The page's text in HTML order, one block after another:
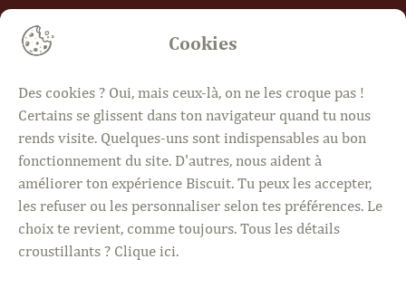
Cookies
Des cookies ? Oui, mais ceux-là, on ne les croque pas !
Certains se glissent dans ton navigateur quand tu nous
rends visite. Quelques-uns sont indispensables au bon
fonctionnement du site. D'autres, nous aident à
améliorer ton expérience Biscuit. Tu peux les accepter,
les refuser ou les personnaliser selon tes préférences. Le
choix te revient, comme toujours. Tous les détails
croustillants ? Clique ici.
Mer · Sam · Dim 10h – 18h30
Jeudi 18h30 – 21h